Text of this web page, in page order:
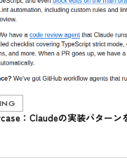
：Claudeの実装パターン